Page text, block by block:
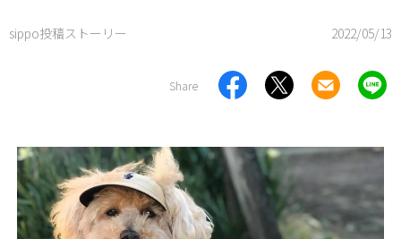
sippo投稿ストーリー 2022/05/13
Share